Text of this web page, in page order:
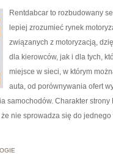
Rentdabcar to rozbudowany
lepiej zrozumieć rynek
związanych z motoryzacją,
dla kierowców, jak i dla tych,
miejsce w sieci, w którym
auta, od porównywania ofert
samochodów. Charakter
nie sprowadza się do